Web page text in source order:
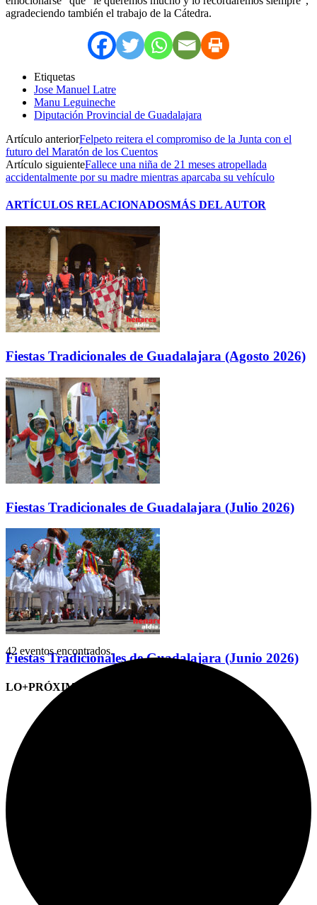
agradeciendo también el trabajo de la Cátedra.
Etiquetas
Jose Manuel Latre
Manu Leguineche
Diputación Provincial de Guadalajara
Artículo anteriorFelpeto reitera el compromiso de la Junta con el
futuro del Maratón de los Cuentos
Artículo siguienteFallece una niña de 21 meses atropellada
accidentalmente por su madre mientras aparcaba su vehículo
ARTÍCULOS RELACIONADOSMÁS DEL AUTOR
Fiestas Tradicionales de Guadalajara (Agosto 2026)
Fiestas Tradicionales de Guadalajara (Julio 2026)
Fiestas Tradicionales de Guadalajara (Junio 2026)
LO+PRÓXIMO (CITAS)
42 eventos encontrados.